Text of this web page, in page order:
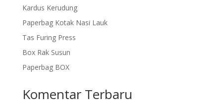
Kardus Kerudung
Paperbag Kotak Nasi Lauk
Tas Furing Press
Box Rak Susun
Paperbag BOX
Komentar Terbaru